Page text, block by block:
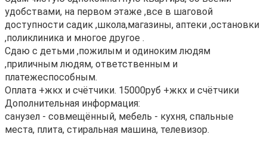
удобствами, на первом этаже ,все в шаговой
доступности садик ,школа,магазины, аптеки ,остановки
,поликлиника и многое другое .
Сдаю с детьми ,пожилым и одиноким людям
,приличным людям, ответственным и
платежеспособным.
Оплата +жкх и счётчики. 15000руб +жкх и счётчики
Дополнительная информация:
санузел - совмещённый, мебель - кухня, спальные
места, плита, стиральная машина, телевизор.